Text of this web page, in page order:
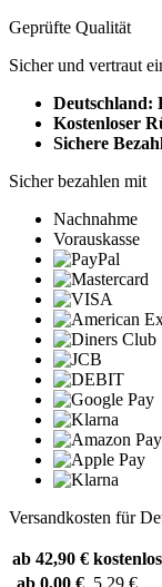
Geprüfte Qualität
Sicher und vertraut
Deutschland:
Kostenloser
Sichere
Sicher bezahlen mit
Nachnahme
Vorauskasse
Versandkosten für
ab 42,90 €
ab 0,00 € 5,29 €